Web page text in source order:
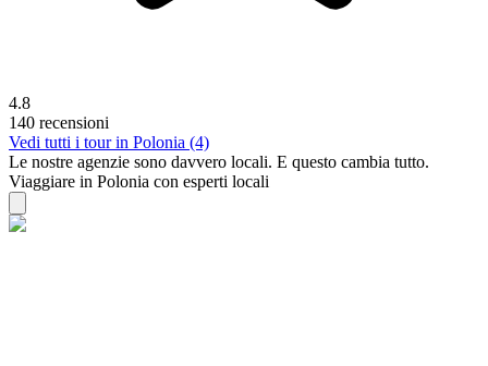
4.8
140 recensioni
Vedi tutti i tour in Polonia (4)
Le nostre agenzie sono davvero locali. E questo cambia tutto.
Viaggiare in Polonia con esperti locali